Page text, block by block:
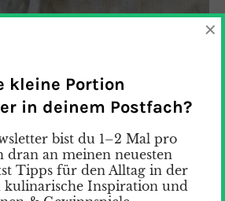
FÜR MAST-E
benötigst du bereits
Joghurt, den türkischen
kleine Portion
in deinem Postfach?
bist du 1–2 Mal pro
dran an meinen neuesten
Tipps für den Alltag in der
kulinarische Inspiration und
×